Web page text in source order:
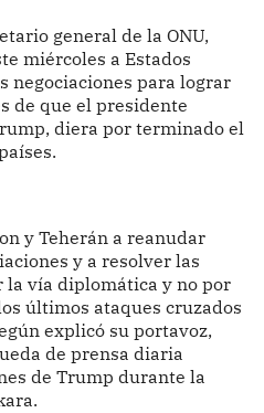
general de la ONU,
miércoles a Estados
negociaciones para lograr
de que el presidente
diera por terminado el
y Teherán a reanudar
y a resolver las
la vía diplomática y no por
últimos ataques cruzados
explicó su portavoz,
de prensa diaria
de Trump durante la